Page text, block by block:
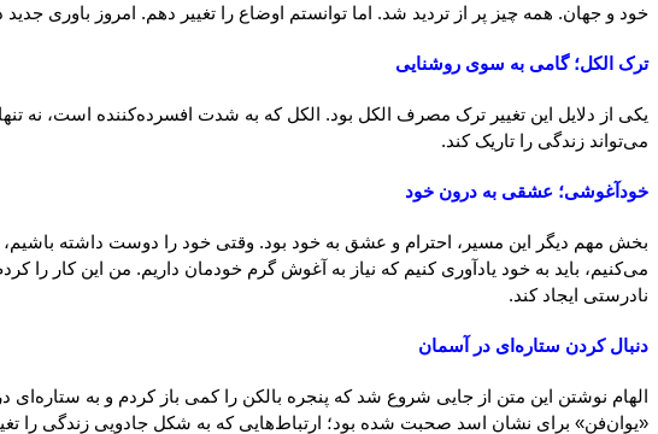
خود و جهان. همه چیز پر از تردید شد. اما توانستم اوضاع را تغییر دهم. امروز باوری
ترک الکل؛ گامی به سوی روشنایی
یکی از دلایل این تغییر ترک مصرف الکل بود. الکل که به شدت افسرده‌کننده است، نه
می‌تواند زندگی را تاریک کند.
خودآغوشی؛ عشقی به درون خود
بخش مهم دیگر این مسیر، احترام و عشق به خود بود. وقتی خود را دوست داشته
می‌کنیم، باید به خود یادآوری کنیم که نیاز به آغوش گرم خودمان داریم. من این
نادرستی ایجاد کند.
دنبال کردن ستاره‌ای در آسمان
الهام نوشتن این متن از جایی شروع شد که پنجره بالکن را کمی باز کردم و به
«یوان‌فن» برای نشان اسد صحبت شده بود؛ ارتباط‌هایی که به شکل جادویی زندگی را